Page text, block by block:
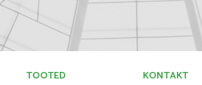
TOOTED KONTAKT